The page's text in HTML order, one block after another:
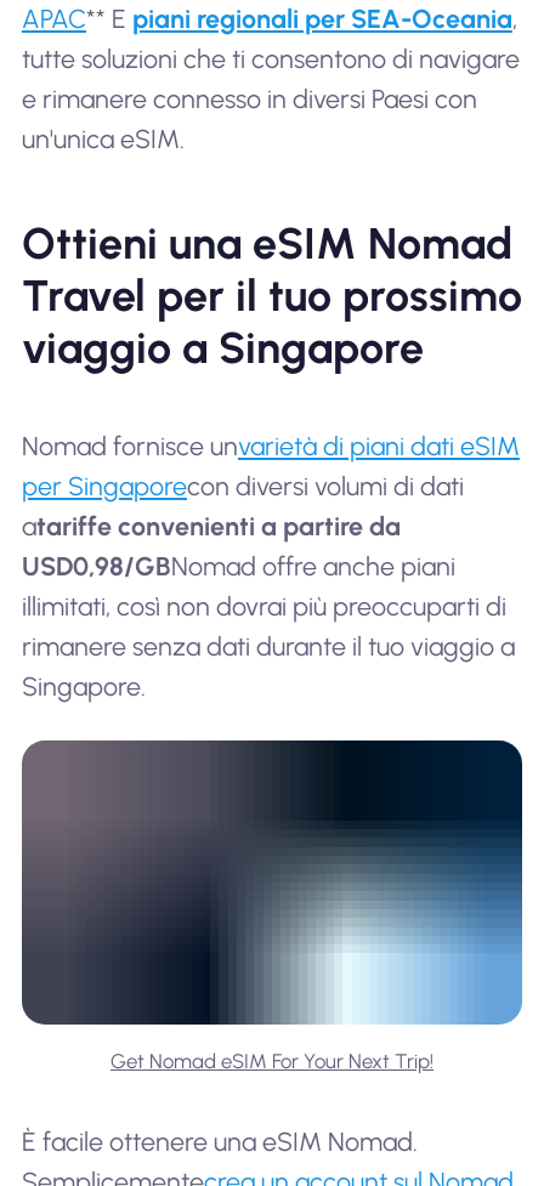
APAC** E piani regionali per SEA-Oceania,
tutte soluzioni che ti consentono di navigare
e rimanere connesso in diversi Paesi con
un'unica eSIM.
Ottieni una eSIM Nomad
Travel per il tuo prossimo
viaggio a Singapore
Nomad fornisce unvarietà di piani dati eSIM
per Singaporecon diversi volumi di dati
atariffe convenienti a partire da
USD0,98/GBNomad offre anche piani
illimitati, così non dovrai più preoccuparti di
rimanere senza dati durante il tuo viaggio a
Singapore.
Get Nomad eSIM For Your Next Trip!
È facile ottenere una eSIM Nomad.